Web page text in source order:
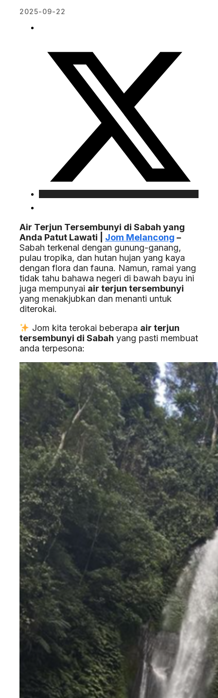
2025-09-22
Air Terjun Tersembunyi di Sabah yang
Anda Patut Lawati | Jom Melancong –
Sabah terkenal dengan gunung-ganang,
pulau tropika, dan hutan hujan yang kaya
dengan flora dan fauna. Namun, ramai yang
tidak tahu bahawa negeri di bawah bayu ini
juga mempunyai air terjun tersembunyi
yang menakjubkan dan menanti untuk
diterokai.
Jom kita terokai beberapa air terjun
tersembunyi di Sabah yang pasti membuat
anda terpesona: